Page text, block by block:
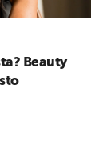
Beauty